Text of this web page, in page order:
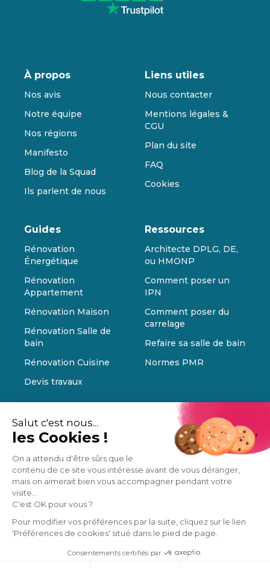
Salut c'est nous...
les Cookies !
On a attendu d'être sûrs que le
contenu de ce site vous intéresse avant de vous déranger,
mais on aimerait bien vous accompagner pendant votre
visite...
C'est OK pour vous ?
Pour modifier vos préférences par la suite, cliquez sur le lien
'Préférences de cookies' situé dans le pied de page.
Consentements certifiés par
À propos
Nos avis
Notre équipe
Nos régions
Manifesto
Blog de la Squad
Ils parlent de nous
Liens utiles
Nous contacter
Mentions légales &
CGU
Plan du site
FAQ
Cookies
Guides
Rénovation
Énergétique
Rénovation
Appartement
Rénovation Maison
Rénovation Salle de
bain
Rénovation Cuisine
Devis travaux
Ressources
Architecte DPLG, DE,
ou HMONP
Comment poser un
IPN
Comment poser du
carrelage
Refaire sa salle de bain
Normes PMR